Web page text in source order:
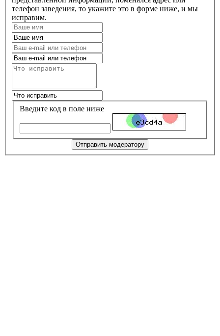
телефон заведения, то укажите это в форме ниже, и мы
исправим.
Введите код в поле ниже
Отправить модератору